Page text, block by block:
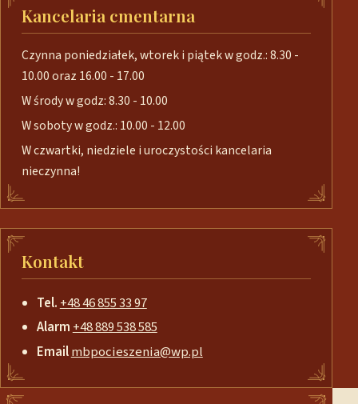
Kancelaria cmentarna
Czynna poniedziałek, wtorek i piątek w godz.: 8.30 -
10.00 oraz 16.00 - 17.00
W środy w godz: 8.30 - 10.00
W soboty w godz.: 10.00 - 12.00
W czwartki, niedziele i uroczystości kancelaria
nieczynna!
Kontakt
Tel. +48 46 855 33 97
Alarm+48 889 538 585
Emailmbpocieszenia@wp.pl